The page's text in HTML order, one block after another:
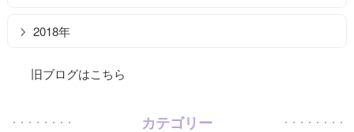
2018年
旧ブログはこちら
カテゴリー